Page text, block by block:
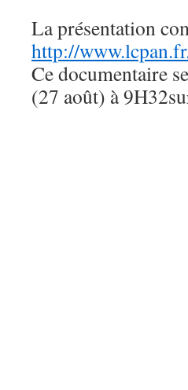
La présentation
http://
Ce documentaire
(27 août) à